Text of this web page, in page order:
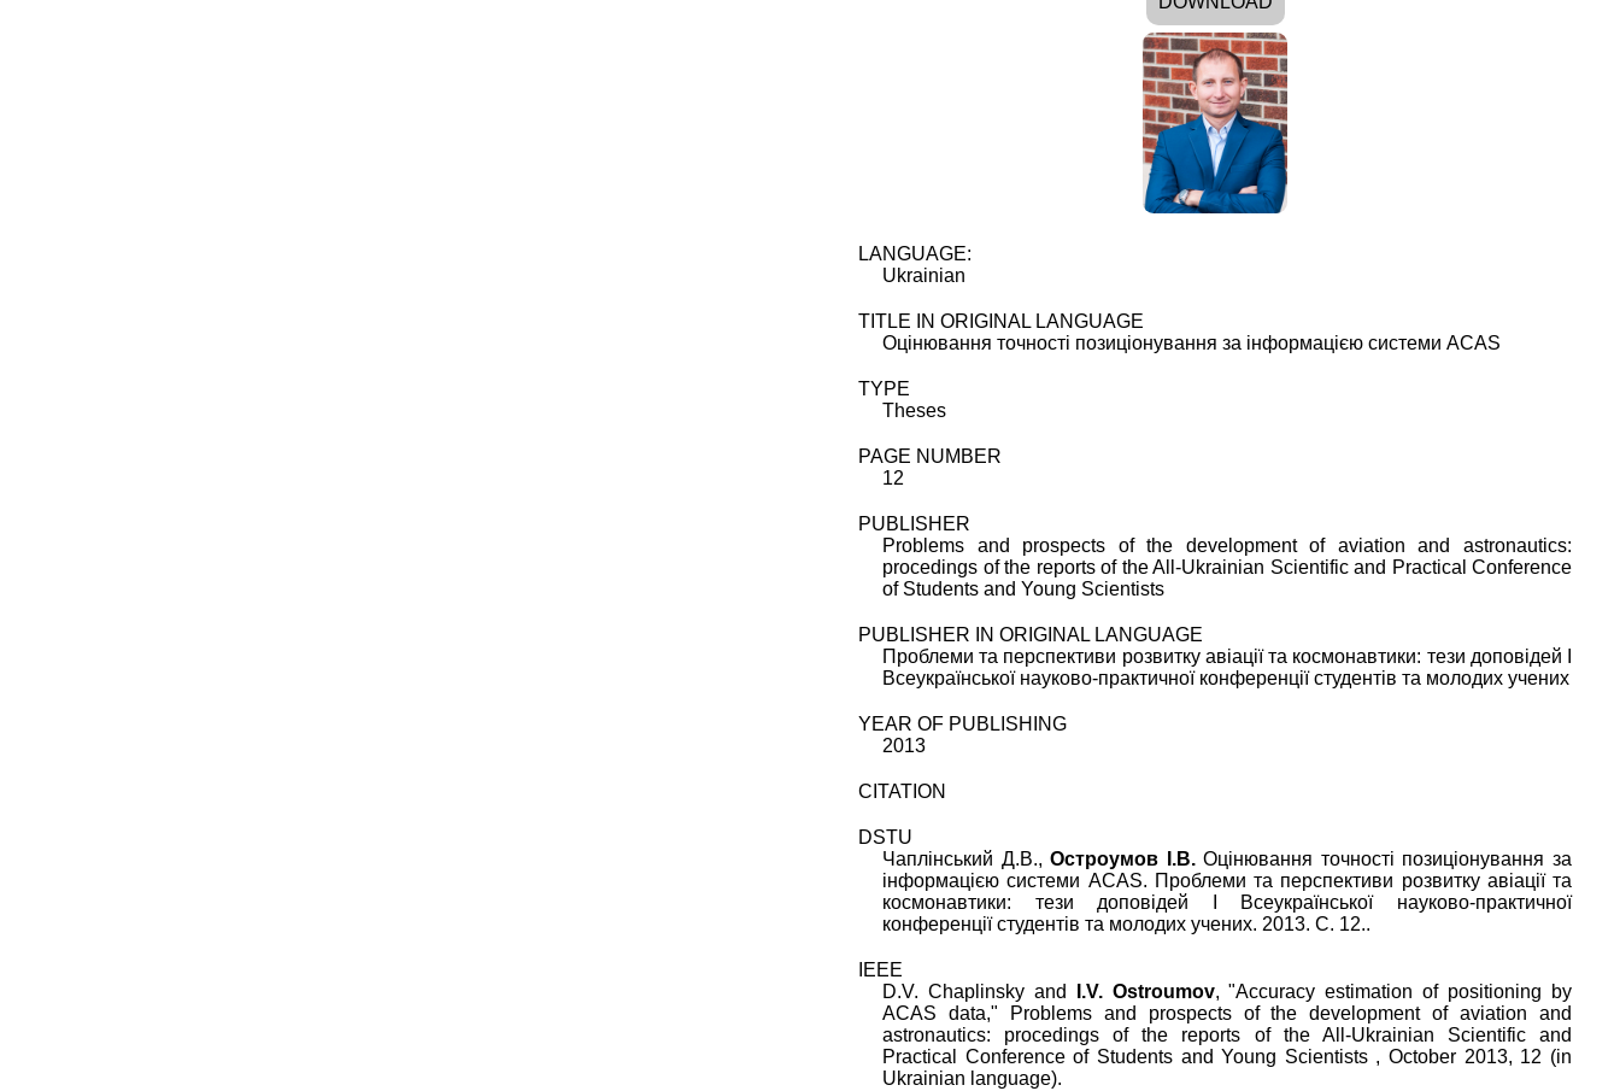
LANGUAGE:
Ukrainian
TITLE IN ORIGINAL LANGUAGE
Оцінювання точності позиціонування за інформацією системи ACAS
TYPE
Theses
PAGE NUMBER
12
PUBLISHER
Problems and prospects of the development of aviation and astronautics:
procedings of the reports of the All-Ukrainian Scientific and Practical Conference
of Students and Young Scientists
PUBLISHER IN ORIGINAL LANGUAGE
Проблеми та перспективи розвитку авіації та космонавтики: тези доповідей І
Всеукраїнської науково-практичної конференції студентів та молодих учених
YEAR OF PUBLISHING
2013
CITATION
DSTU
Чаплінський Д.В.,Остроумов I.В.Оцінювання точності позиціонування за
інформацією системи ACAS. Проблеми та перспективи розвитку авіації та
космонавтики: тези доповідей І Всеукраїнської науково-практичної
конференції студентів та молодих учених. 2013. C. 12..
IEEE
D.V. Chaplinskyand I.V. Ostroumov, "Accuracy estimation of positioning by
ACAS data,"
Problems and prospects of the development of aviation and
astronautics: procedings of the reports of the All-Ukrainian Scientific and
Practical Conference of Students and Young Scientists,October 2013, 12 (in
Ukrainian language).